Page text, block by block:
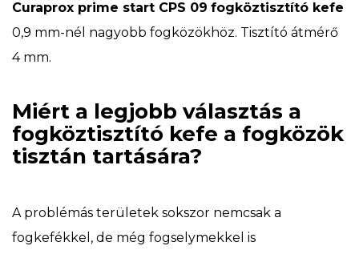
Curaprox prime start CPS 09 fogköztisztító kefe
0,9 mm-nél nagyobb fogközökhöz. Tisztító átmérő
4 mm.
Miért a legjobb választás a
fogköztisztító kefe a fogközök
tisztán tartására?
A problémás területek sokszor nemcsak a
fogkefékkel, de még fogselymekkel is